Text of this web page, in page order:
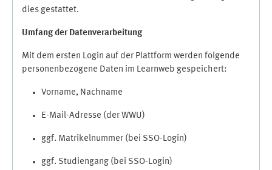
dies gestattet.
Umfang der Datenverarbeitung
Mit dem ersten Login auf der Plattform werden folgende
personenbezogene Daten im Learnweb gespeichert:
Vorname, Nachname
E-Mail-Adresse (der WWU)
ggf. Matrikelnummer (bei SSO-Login)
ggf. Studiengang (bei SSO-Login)